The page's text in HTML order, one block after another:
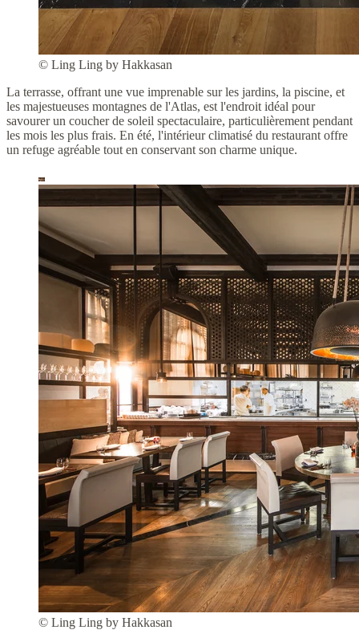
© Ling Ling by Hakkasan
La terrasse, offrant une vue imprenable sur les jardins, la piscine, et
les majestueuses montagnes de l'Atlas, est l'endroit idéal pour
savourer un coucher de soleil spectaculaire, particulièrement pendant
les mois les plus frais. En été, l'intérieur climatisé du restaurant offre
un refuge agréable tout en conservant son charme unique.
© Ling Ling by Hakkasan